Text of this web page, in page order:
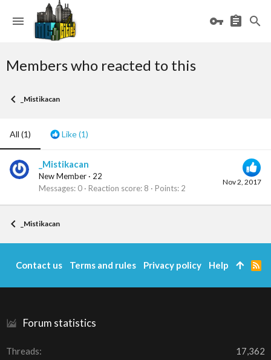
Members who reacted to this
_Mistikacan
All (1) Like(1)
Nov 2, 2017
_Mistikacan
New Member · 22
Messages 0 Reaction score 8 Points 2
_Mistikacan
Forum statistics
Threads
17,362
Contact us Terms and rules Privacy policy Help
R
S